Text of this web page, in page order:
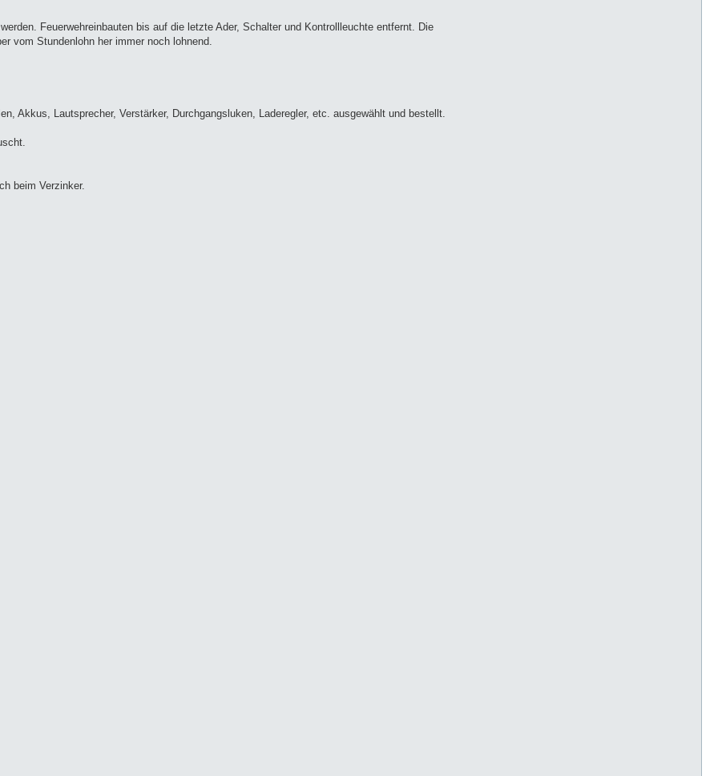
Feuerwehreinbauten bis auf die letzte Ader, Schalter und Kontrollleuchte entfernt. Die
vom Stundenlohn her immer noch lohnend.
Akkus, Lautsprecher, Verstärker, Durchgangsluken, Laderegler, etc. ausgewählt und bestellt.
beim Verzinker.